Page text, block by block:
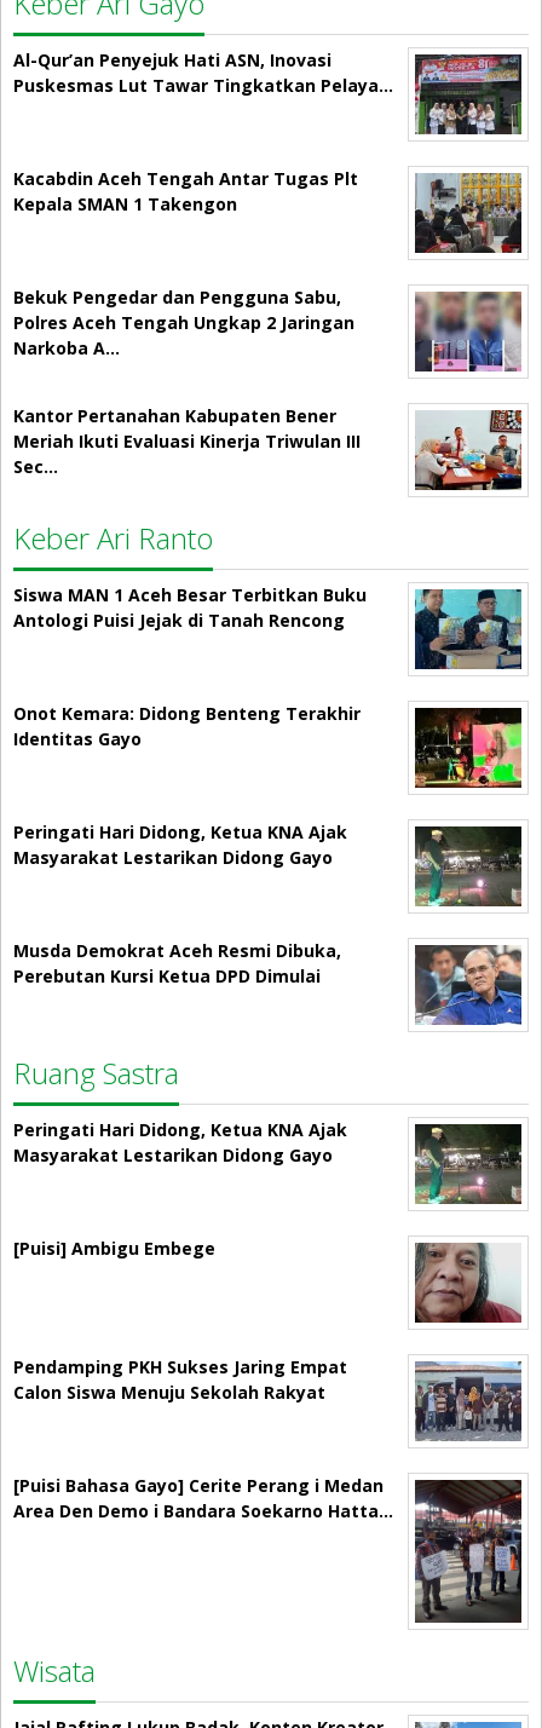
Al-Qur’an Penyejuk Hati ASN, Inovasi
Puskesmas Lut Tawar Tingkatkan Pelaya…
Kacabdin Aceh Tengah Antar Tugas Plt
Kepala SMAN 1 Takengon
Bekuk Pengedar dan Pengguna Sabu,
Polres Aceh Tengah Ungkap 2 Jaringan
Narkoba A…
Kantor Pertanahan Kabupaten Bener
Meriah Ikuti Evaluasi Kinerja Triwulan III
Sec…
Keber Ari Ranto
Siswa MAN 1 Aceh Besar Terbitkan Buku
Antologi Puisi Jejak di Tanah Rencong
Onot Kemara: Didong Benteng Terakhir
Identitas Gayo
Peringati Hari Didong, Ketua KNA Ajak
Masyarakat Lestarikan Didong Gayo
Musda Demokrat Aceh Resmi Dibuka,
Perebutan Kursi Ketua DPD Dimulai
Ruang Sastra
Peringati Hari Didong, Ketua KNA Ajak
Masyarakat Lestarikan Didong Gayo
[Puisi] Ambigu Embege
Pendamping PKH Sukses Jaring Empat
Calon Siswa Menuju Sekolah Rakyat
[Puisi Bahasa Gayo] Cerite Perang i Medan
Area Den Demo i Bandara Soekarno Hatta…
Wisata